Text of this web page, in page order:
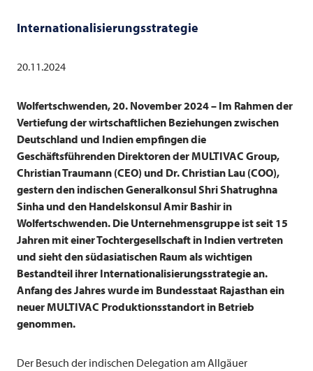
Internationalisierungsstrategie
20.11.2024
Wolfertschwenden, 20. November 2024 – Im Rahmen der
Vertiefung der wirtschaftlichen Beziehungen zwischen
Deutschland und Indien empfingen die
Geschäftsführenden Direktoren der MULTIVAC Group,
Christian Traumann (CEO) und Dr. Christian Lau (COO),
gestern den indischen Generalkonsul Shri Shatrughna
Sinha und den Handelskonsul Amir Bashir in
Wolfertschwenden. Die Unternehmensgruppe ist seit 15
Jahren mit einer Tochtergesellschaft in Indien vertreten
und sieht den südasiatischen Raum als wichtigen
Bestandteil ihrer Internationalisierungsstrategie an.
Anfang des Jahres wurde im Bundesstaat Rajasthan ein
neuer MULTIVAC Produktionsstandort in Betrieb
genommen.
Der Besuch der indischen Delegation am Allgäuer